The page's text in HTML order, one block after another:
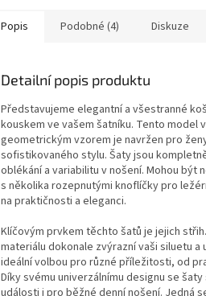
Popis Podobné (4) Diskuze
Detailní popis produktu
Představujeme elegantní a všestranné
kouskem ve vašem šatníku. Tento model
geometrickým vzorem je navržen pro
sofistikovaného stylu. Šaty jsou
oblékání a variabilitu v nošení. Mohou
s několika rozepnutými knoflíčky pro
na praktičnosti a eleganci.
Klíčovým prvkem těchto šatů je jejich
materiálu dokonale zvýrazní vaši siluetu
ideální volbou pro různé příležitosti, od
Díky svému univerzálnímu designu se